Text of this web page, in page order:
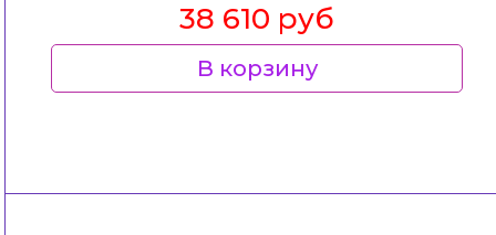
38 610 руб
В корзину